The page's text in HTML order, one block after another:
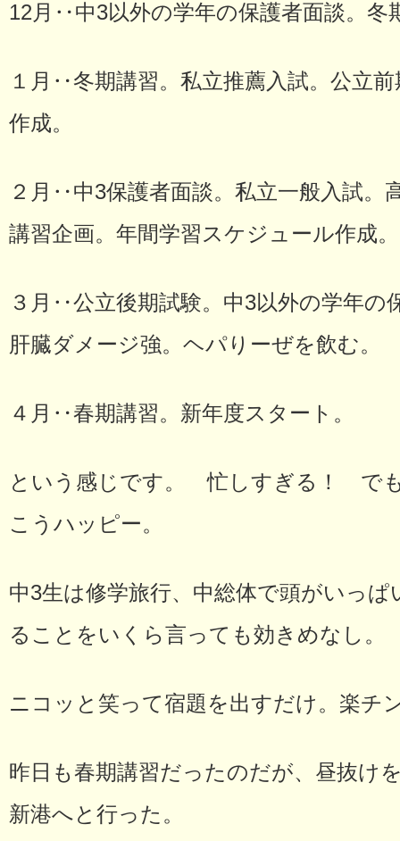
12月‥中3以外の学年の保護者面談。
１月‥冬期講習。私立推薦入試。公立
作成。
２月‥中3保護者面談。私立一般入試。
講習企画。年間学習スケジュール作成。
３月‥公立後期試験。中3以外の学年
肝臓ダメージ強。ヘパりーぜを飲む。
４月‥春期講習。新年度スタート。
という感じです。 忙しすぎる！ で
こうハッピー。
中3生は修学旅行、中総体で頭がいっ
ることをいくら言っても効きめなし。
ニコッと笑って宿題を出すだけ。楽チ
昨日も春期講習だったのだが、昼抜け
新港へと行った。